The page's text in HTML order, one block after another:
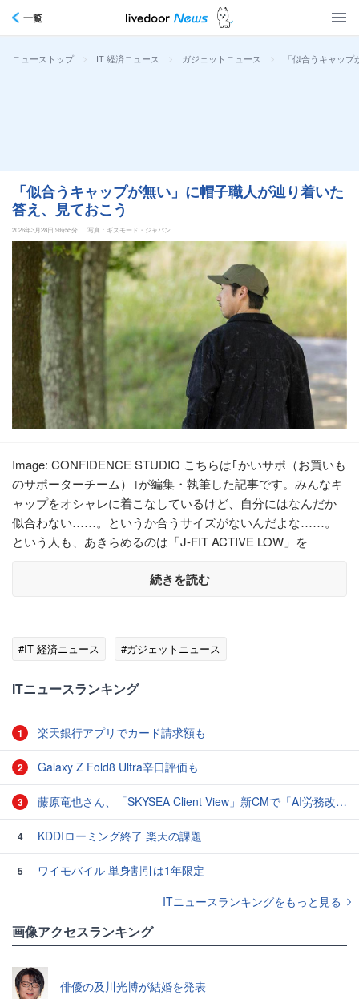
一覧
ニューストップ > IT 経済ニュース > ガジェットニュース > 「似合うキャッ
「似合うキャップが無い」に帽子職人が辿り着いた
答え、見ておこう
2026年3月28日 9時55分 写真：ギズモード・ジャパン
Image: CONFIDENCE STUDIO こちらは｢かいサポ（お買いも
のサポーターチーム）｣が編集・執筆した記事です。みんなキ
ャップをオシャレに着こなしているけど、自分にはなんだか
似合わない……。というか合うサイズがないんだよな……。
という人も、あきらめるのは「J-FIT ACTIVE LOW」を
続きを読む
#IT 経済ニュース #ガジェットニュース
ITニュースランキング
1 楽天銀行アプリでカード請求額も
2 Galaxy Z Fold8 Ultra辛口評価も
3 藤原竜也さん、「SKYSEA Client View」新CMで「AI労務改善」をアピール 働き方をAIが分析したら「すぐに休んで」と言われる？
4 KDDIローミング終了 楽天の課題
5
ワイモバイル 単身割引は1年限定
ITニュースランキングをもっと見る
画像アクセスランキング
俳優の及川光博が結婚を発表